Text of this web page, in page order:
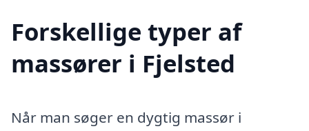
Forskellige typer af
massører i Fjelsted
Når man søger en dygtig massør i